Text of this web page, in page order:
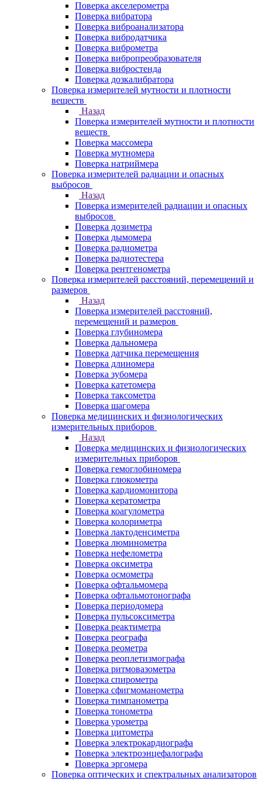
Поверка акселерометра
Поверка вибратора
Поверка виброанализатора
Поверка вибродатчика
Поверка виброметра
Поверка вибропреобразователя
Поверка вибростенда
Поверка дозкалибратора
Поверка измерителей мутности и плотности
веществ
Назад
Поверка измерителей мутности и плотности
веществ
Поверка массомера
Поверка мутномера
Поверка натриймера
Поверка измерителей радиации и опасных
выбросов
Назад
Поверка измерителей радиации и опасных
выбросов
Поверка дозиметра
Поверка дымомера
Поверка радиометра
Поверка радиотестера
Поверка рентгенометра
Поверка измерителей расстояний, перемещений и
размеров
Назад
Поверка измерителей расстояний,
перемещений и размеров
Поверка глубиномера
Поверка дальномера
Поверка датчика перемещения
Поверка длиномера
Поверка зубомера
Поверка катетомера
Поверка таксометра
Поверка шагомера
Поверка медицинских и физиологических
измерительных приборов
Назад
Поверка медицинских и физиологических
измерительных приборов
Поверка гемоглобиномера
Поверка глюкометра
Поверка кардиомонитора
Поверка кератометра
Поверка коагулометра
Поверка колориметра
Поверка лактоденсиметра
Поверка люминометра
Поверка нефелометра
Поверка оксиметра
Поверка осмометра
Поверка офтальмомера
Поверка офтальмотонографа
Поверка периодомера
Поверка пульсоксиметра
Поверка реактиметра
Поверка реографа
Поверка реометра
Поверка реоплетизмографа
Поверка ритмовазометра
Поверка спирометра
Поверка сфигмоманометра
Поверка тимпанометра
Поверка тонометра
Поверка урометра
Поверка цитометра
Поверка электрокардиографа
Поверка электроэнцефалографа
Поверка эргомера
Поверка оптических и спектральных анализаторов